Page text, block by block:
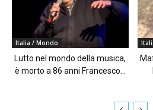
Italia / Mondo
Lutto nel mondo della musica,
è morto a 86 anni Francesco...